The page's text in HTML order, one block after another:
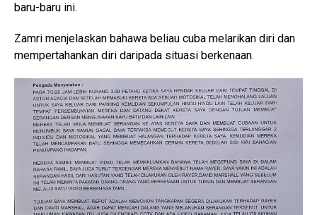
baru-baru ini.
Zamri menjelaskan bahawa beliau cuba melarikan diri dan
mempertahankan diri daripada situasi berkenaan.